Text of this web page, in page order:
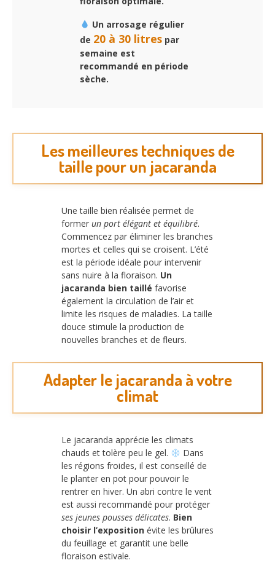
Un arrosage régulier
de 20 à 30 litres par
semaine est
recommandé en période
sèche.
Les meilleures techniques de
taille pour un jacaranda
Une taille bien réalisée permet de
former un port élégant et équilibré.
Commencez par éliminer les branches
mortes et celles qui se croisent. L’été
est la période idéale pour intervenir
sans nuire à la floraison. Un
jacaranda bien taillé favorise
également la circulation de l’air et
limite les risques de maladies. La taille
douce stimule la production de
nouvelles branches et de fleurs.
Adapter le jacaranda à votre
climat
Le jacaranda apprécie les climats
chauds et tolère peu le gel.
Dans
les régions froides, il est conseillé de
le planter en pot pour pouvoir le
rentrer en hiver. Un abri contre le vent
est aussi recommandé pour protéger
ses jeunes pousses délicates. Bien
choisir l’exposition évite les brûlures
du feuillage et garantit une belle
floraison estivale.